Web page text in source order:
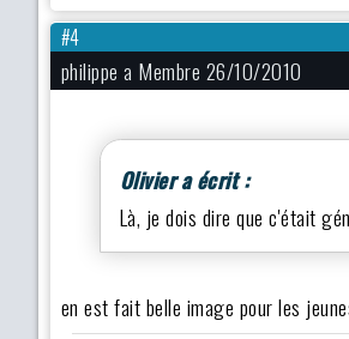
#4
philippe a Membre 26/10/2010
Olivier a écrit :
Là, je dois dire que c'était
en est fait belle image pour les